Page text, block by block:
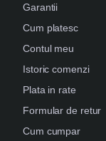
Garantii
Cum platesc
Contul meu
Istoric comenzi
Plata in rate
Formular de retur
Cum cumpar